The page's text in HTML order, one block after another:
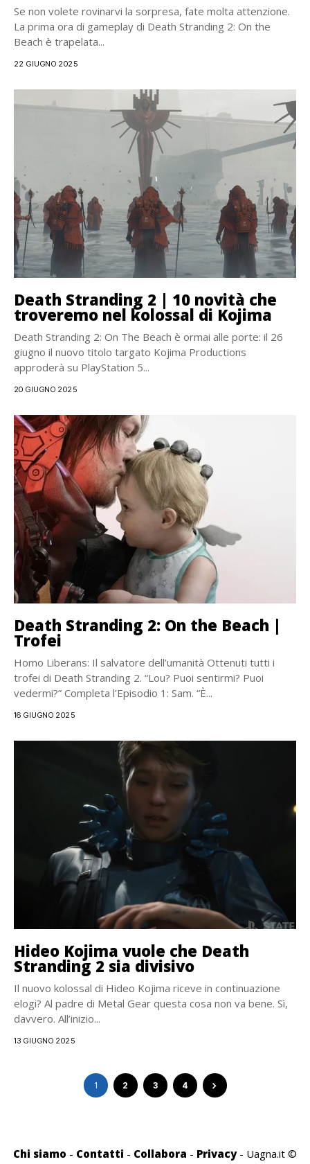
Se non volete rovinarvi la sorpresa, fate molta attenzione.
La prima ora di gameplay di Death Stranding 2: On the
Beach è trapelata...
22 GIUGNO 2025
Death Stranding 2 | 10 novità che
troveremo nel kolossal di Kojima
Death Stranding 2: On The Beach è ormai alle porte: il 26
giugno il nuovo titolo targato Kojima Productions
approderà su PlayStation 5...
20 GIUGNO 2025
Death Stranding 2: On the Beach |
Trofei
Homo Liberans: Il salvatore dell’umanità Ottenuti tutti i
trofei di Death Stranding 2. “Lou? Puoi sentirmi? Puoi
vedermi?” Completa l’Episodio 1: Sam. “È...
16 GIUGNO 2025
Hideo Kojima vuole che Death
Stranding 2 sia divisivo
Il nuovo kolossal di Hideo Kojima riceve in continuazione
elogi? Al padre di Metal Gear questa cosa non va bene. Sì,
davvero. All’inizio...
13 GIUGNO 2025
1 2 3 4
Chi siamo - Contatti - Collabora - Privacy- Uagna.it ©